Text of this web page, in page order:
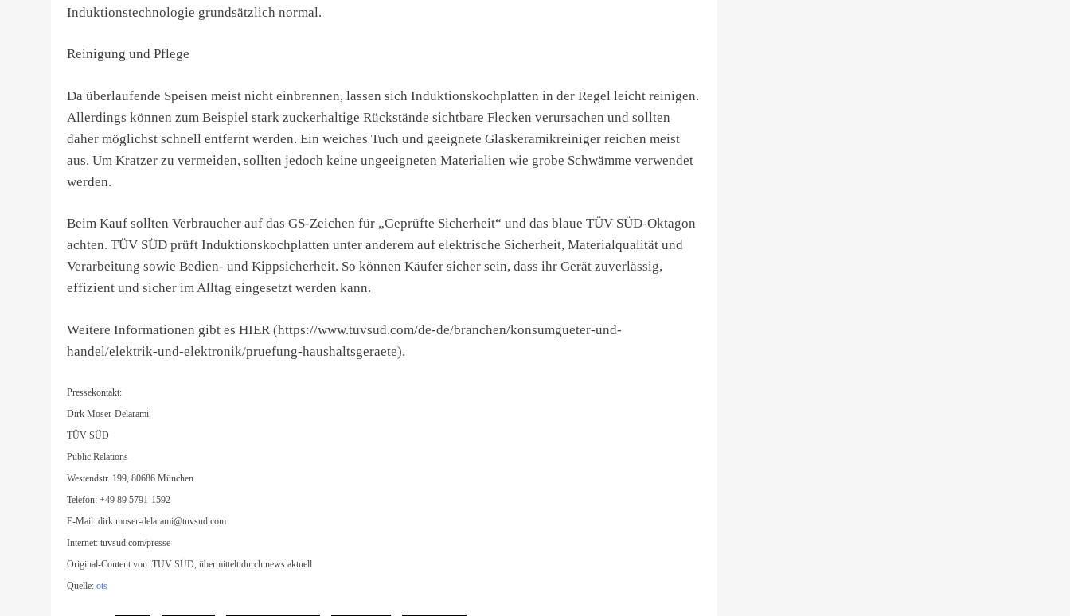
Induktionstechnologie grundsätzlich normal.
Reinigung und Pflege
Da überlaufende Speisen meist nicht einbrennen, lassen sich Induktionskochplatten in der Regel leicht reinigen.
Allerdings können zum Beispiel stark zuckerhaltige Rückstände sichtbare Flecken verursachen und sollten
daher möglichst schnell entfernt werden. Ein weiches Tuch und geeignete Glaskeramikreiniger reichen meist
aus. Um Kratzer zu vermeiden, sollten jedoch keine ungeeigneten Materialien wie grobe Schwämme verwendet
werden.
Beim Kauf sollten Verbraucher auf das GS-Zeichen für „Geprüfte Sicherheit“ und das blaue TÜV SÜD-Oktagon
achten. TÜV SÜD prüft Induktionskochplatten unter anderem auf elektrische Sicherheit, Materialqualität und
Verarbeitung sowie Bedien- und Kippsicherheit. So können Käufer sicher sein, dass ihr Gerät zuverlässig,
effizient und sicher im Alltag eingesetzt werden kann.
Weitere Informationen gibt es HIER (https://www.tuvsud.com/de-de/branchen/konsumgueter-und-
handel/elektrik-und-elektronik/pruefung-haushaltsgeraete).
Pressekontakt:
Dirk Moser-Delarami
TÜV SÜD
Public Relations
Westendstr. 199, 80686 München
Telefon: +49 89 5791-1592
E-Mail: dirk.moser-delarami@tuvsud.com
Internet: tuvsud.com/presse
Original-Content von: TÜV SÜD, übermittelt durch news aktuell
Quelle: ots